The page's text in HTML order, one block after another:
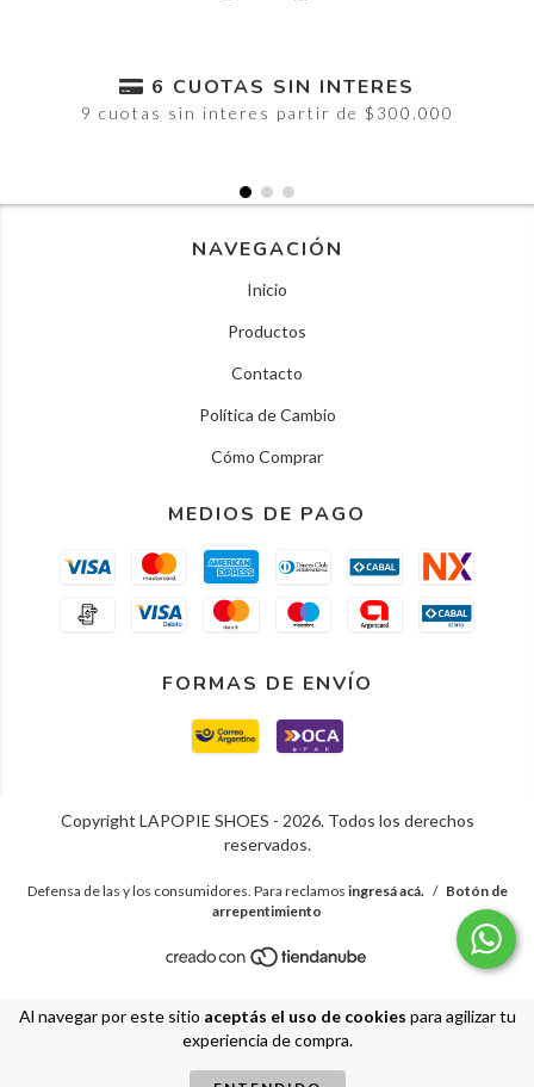
Al navegar por este sitio aceptás el uso de cookies para agilizar tu
experiencia de compra.
6 CUOTAS SIN INTERES
9 cuotas sin interes partir de $300.000
NAVEGACIÓN
Inicio
Productos
Contacto
Política de Cambio
Cómo Comprar
MEDIOS DE PAGO
FORMAS DE ENVÍO
Copyright LAPOPIE SHOES - 2026. Todos los derechos
reservados.
Defensa de las y los consumidores. Para reclamos ingresá acá. / Botón de
arrepentimiento